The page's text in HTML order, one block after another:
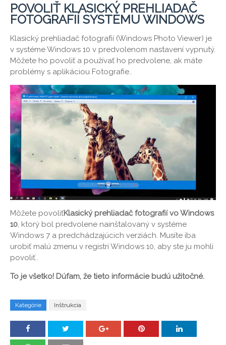
POVOLIŤ KLASICKÝ PREHLIADAČ
FOTOGRAFIÍ SYSTÉMU WINDOWS
Klasický prehliadač fotografií (Windows Photo Viewer) je
v systéme Windows 10 v predvolenom nastavení vypnutý.
Môžete ho povoliť a používať ho predvolene, ak máte
problémy s aplikáciou Fotografie..
Môžete povoliťKlasický prehliadač fotografií vo Windows
10, ktorý bol predvolene nainštalovaný v systéme
Windows 7 a predchádzajúcich verziách. Musíte iba
urobiť malú zmenu v registri Windows 10, aby ste ju mohli
povoliť..
To je všetko! Dúfam, že tieto informácie budú užitočné.
Kategórie Inštrukcia